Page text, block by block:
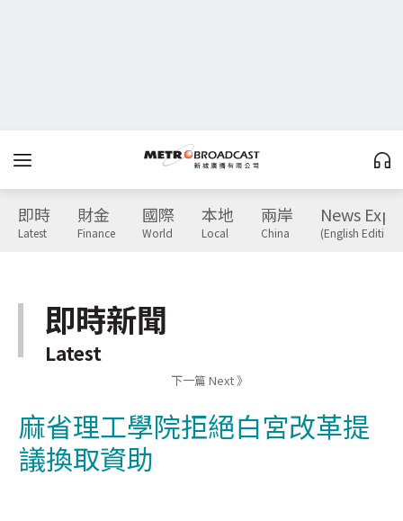
即時
Latest
財金
Finance
國際
World
本地
Local
兩岸
China
News
(English Edition)
即時新聞
Latest
下一篇 Next 》
麻省理工學院拒絕白宮改革提
議換取資助